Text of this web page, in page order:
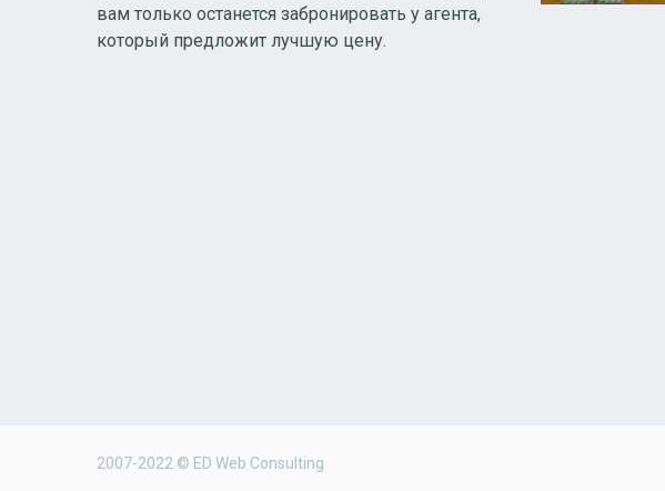
вам только останется забронировать у агента,
который предложит лучшую цену.
2007-2022 © ED Web Consulting